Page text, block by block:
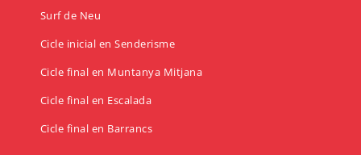
Surf de Neu
Cicle inicial en Senderisme
Cicle final en Muntanya Mitjana
Cicle final en Escalada
Cicle final en Barrancs